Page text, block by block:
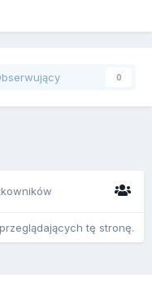
0
tę stronę.